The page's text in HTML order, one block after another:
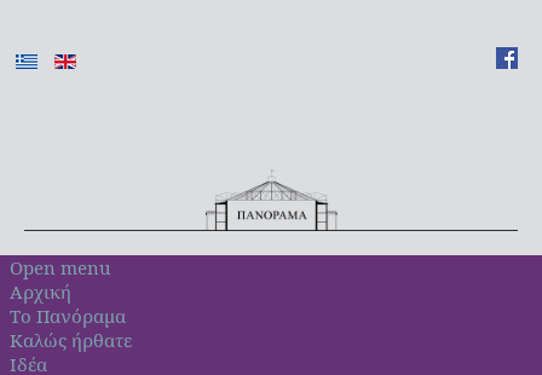
Open menu
Αρχική
Το Πανόραμα
Καλώς ήρθατε
Ιδέα